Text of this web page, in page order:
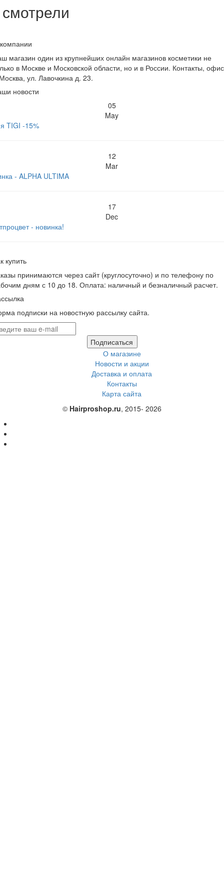
магазин один из крупнейших онлайн магазинов косметики не
в Москве и Московской области, но и в России. Контакты,
ул. Лавочкина д. 23.
новости
05
May
TIGI -15%
12
Mar
- ALPHA ULTIMA
17
Dec
- новинка!
купить
принимаются через сайт (круглосуточно) и по телефону по
дням с 10 до 18. Оплата: наличный и безналичный расчет.
подписки на новостную рассылку сайта.
Подписаться
О магазине
Новости и акции
Доставка и оплата
Контакты
Карта сайта
© Hairproshop.ru, 2015- 2026